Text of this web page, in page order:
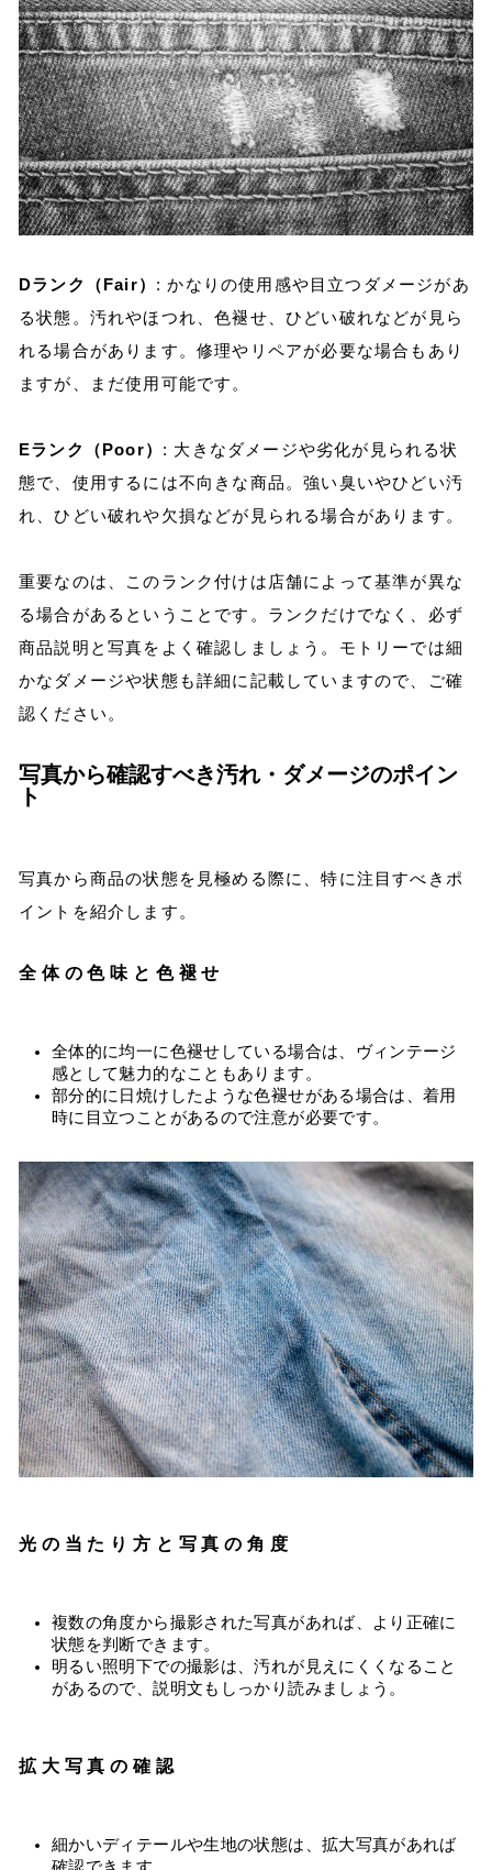
Dランク（Fair） : かなりの使用感や目立つダメージがあ
る状態。汚れやほつれ、色褪せ、ひどい破れなどが見ら
れる場合があります。修理やリペアが必要な場合もあり
ますが、まだ使用可能です。
Eランク（Poor） : 大きなダメージや劣化が見られる状
態で、使用するには不向きな商品。強い臭いやひどい汚
れ、ひどい破れや欠損などが見られる場合があります。
重要なのは、このランク付けは店舗によって基準が異な
る場合があるということです。ランクだけでなく、必ず
商品説明と写真をよく確認しましょう。モトリーでは細
かなダメージや状態も詳細に記載していますので、ご確
認ください。
写真から確認すべき汚れ・ダメージのポイン
ト
写真から商品の状態を見極める際に、特に注目すべきポ
イントを紹介します。
全体の色味と色褪せ
全体的に均一に色褪せしている場合は、ヴィンテージ
感として魅力的なこともあります。
部分的に日焼けしたような色褪せがある場合は、着用
時に目立つことがあるので注意が必要です。
光の当たり方と写真の角度
複数の角度から撮影された写真があれば、より正確に
状態を判断できます。
明るい照明下での撮影は、汚れが見えにくくなること
があるので、説明文もしっかり読みましょう。
拡大写真の確認
細かいディテールや生地の状態は、拡大写真があれば